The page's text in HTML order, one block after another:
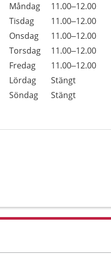
Dag
Öppettider
Kommentarer
Måndag
11.00–12.00
Tisdag
11.00–12.00
Onsdag
11.00–12.00
Torsdag
11.00–12.00
Fredag
11.00–12.00
Lördag
Stängt
Söndag
Stängt